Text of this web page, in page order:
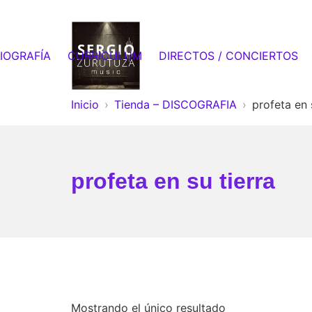
contenido
Sergio Zurutuza Music
CURRICULUM DIRECTOS / CONCIERTOS
Inicio Tienda – DISCOGRAFIA profeta en
profeta en su tierra
Mostrando el único resultado